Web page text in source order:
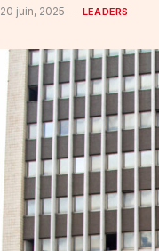
20 juin, 2025 LEADERS